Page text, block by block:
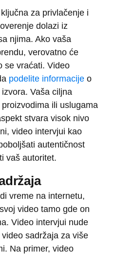
za privlačenje i
dolazi iz
njima. Ako vaša
verovatno će
se vraćati. Video
podelite informacije o
Vaša ciljna
ili uslugama
stvara visok nivo
video intervjui kao
autentičnost
vaš autoritet.
vreme na internetu,
video tamo gde on
Video intervjui nude
sadržaja za više
Na primer, video